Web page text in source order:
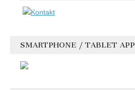
SMARTPHONE / TABLET APP